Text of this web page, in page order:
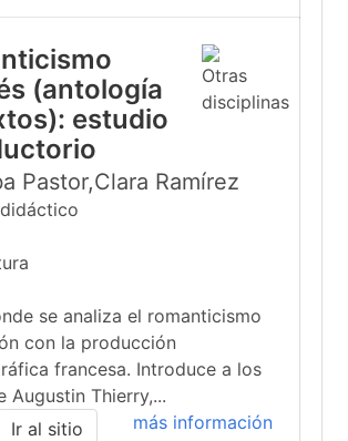
(antología
estudio
Pastor,Clara Ramírez
se analiza el romanticismo
con la producción
francesa. Introduce a los
Augustin Thierry,...
más información
Ir al sitio